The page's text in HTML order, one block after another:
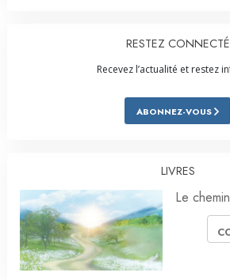
RESTEZ CONNECTÉ
Recevez l’actualité et restez
ABONNEZ-VOUS
LIVRES
Le